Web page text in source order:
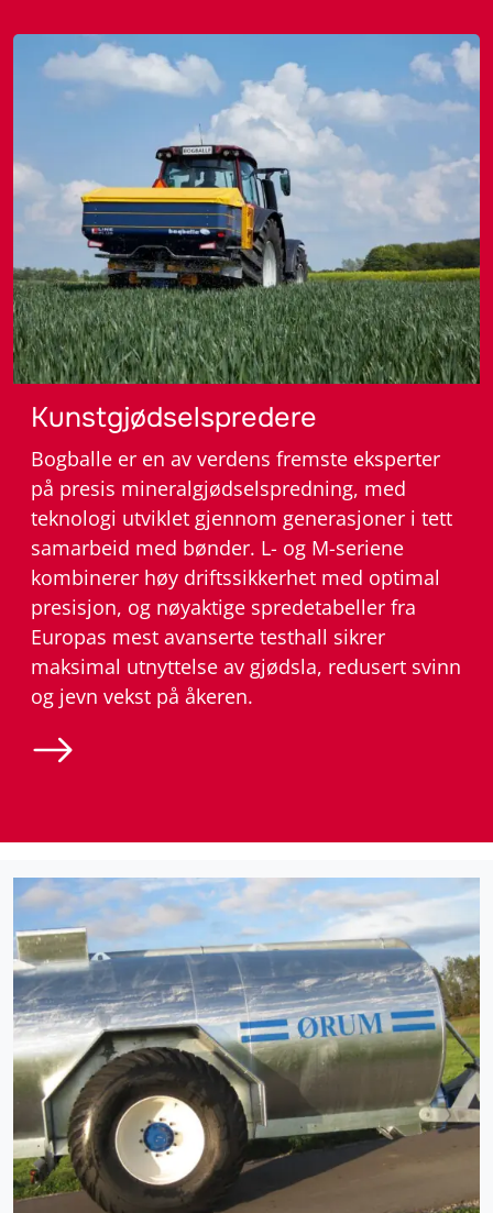
Kunstgjødselspredere
Bogballe er en av verdens fremste eksperter
på presis mineralgjødselspredning, med
teknologi utviklet gjennom generasjoner i tett
samarbeid med bønder. L- og M-seriene
kombinerer høy driftssikkerhet med optimal
presisjon, og nøyaktige spredetabeller fra
Europas mest avanserte testhall sikrer
maksimal utnyttelse av gjødsla, redusert svinn
og jevn vekst på åkeren.